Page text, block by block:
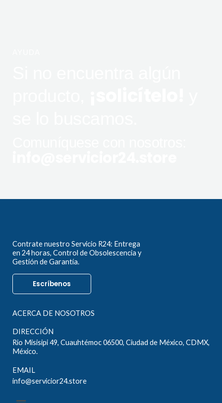
Contrate nuestro Servicio R24: Entrega
en 24 horas, Control de Obsolescencia y
Gestión de Garantía.
Escríbenos
ACERCA DE NOSOTROS
DIRECCIÓN
Rio Misisipi 49, Cuauhtémoc 06500, Ciudad de México, CDMX,
México.
EMAIL
info@servicior24.store